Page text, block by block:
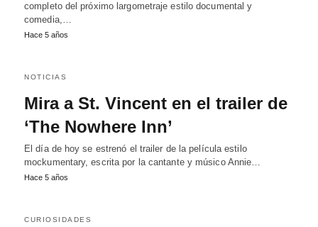
completo del próximo largometraje estilo documental y
comedia,…
Hace 5 años
NOTICIAS
Mira a St. Vincent en el trailer de
‘The Nowhere Inn’
El día de hoy se estrenó el trailer de la película estilo
mockumentary, escrita por la cantante y músico Annie…
Hace 5 años
CURIOSIDADES